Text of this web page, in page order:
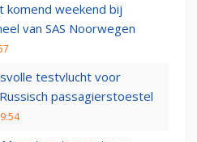
komend weekend bij
van SAS Noorwegen
testvlucht voor
passagierstoestel